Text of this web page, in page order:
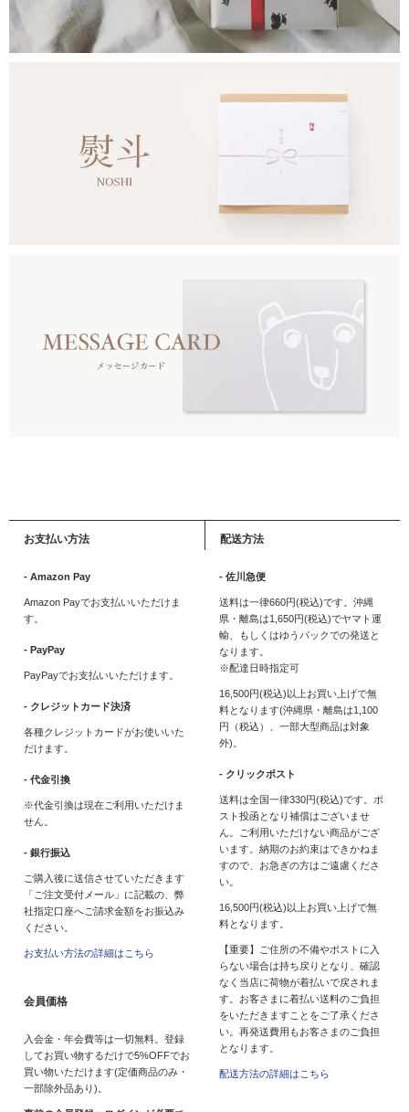
お支払い方法
- Amazon Pay
Amazon Payでお支払いいただけま
す。
- PayPay
PayPayでお支払いいただけます。
- クレジットカード決済
各種クレジットカードがお使いいた
だけます。
- 代金引換
※代金引換は現在ご利用いただけま
せん。
- 銀行振込
ご購入後に送信させていただきます
「ご注文受付メール」に記載の、弊
社指定口座へご請求金額をお振込み
ください。
お支払い方法の詳細はこちら
会員価格
入会金・年会費等は一切無料。登録
してお買い物するだけで5%OFFでお
買い物いただけます(定価商品のみ・
一部除外品あり)。
配送方法
- 佐川急便
送料は一律660円(税込)です。沖縄
県・離島は1,650円(税込)でヤマト運
輸、もしくはゆうパックでの発送と
なります。
※配達日時指定可
16,500円(税込)以上お買い上げで無
料となります(沖縄県・離島は1,100
円（税込）、一部大型商品は対象
外)。
- クリックポスト
送料は全国一律330円(税込)です。ポ
スト投函となり補償はございませ
ん。ご利用いただけない商品がござ
います。納期のお約束はできかねま
すので、お急ぎの方はご遠慮くださ
い。
16,500円(税込)以上お買い上げで無
料となります。
【重要】ご住所の不備やポストに入
らない場合は持ち戻りとなり、確認
なく当店に荷物が着払いで戻されま
す。お客さまに着払い送料のご負担
をいただきますことをご了承くださ
い。再発送費用もお客さまのご負担
となります。
配送方法の詳細はこちら